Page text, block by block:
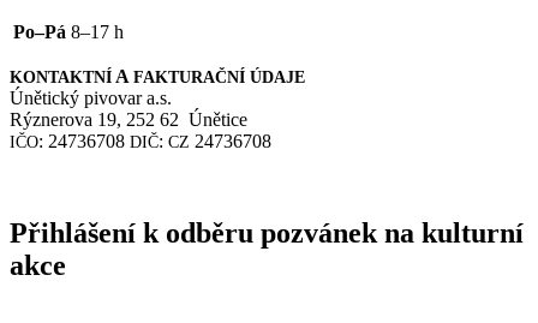
Po–Pá 8–17 h
KONTAKTNÍ A FAKTURAČNÍ ÚDAJE
Únětický pivovar a.s.
Rýznerova 19, 252 62 Únětice
IČO: 24736708 DIČ: CZ 24736708
Přihlášení k odběru pozvánek na kulturní
akce